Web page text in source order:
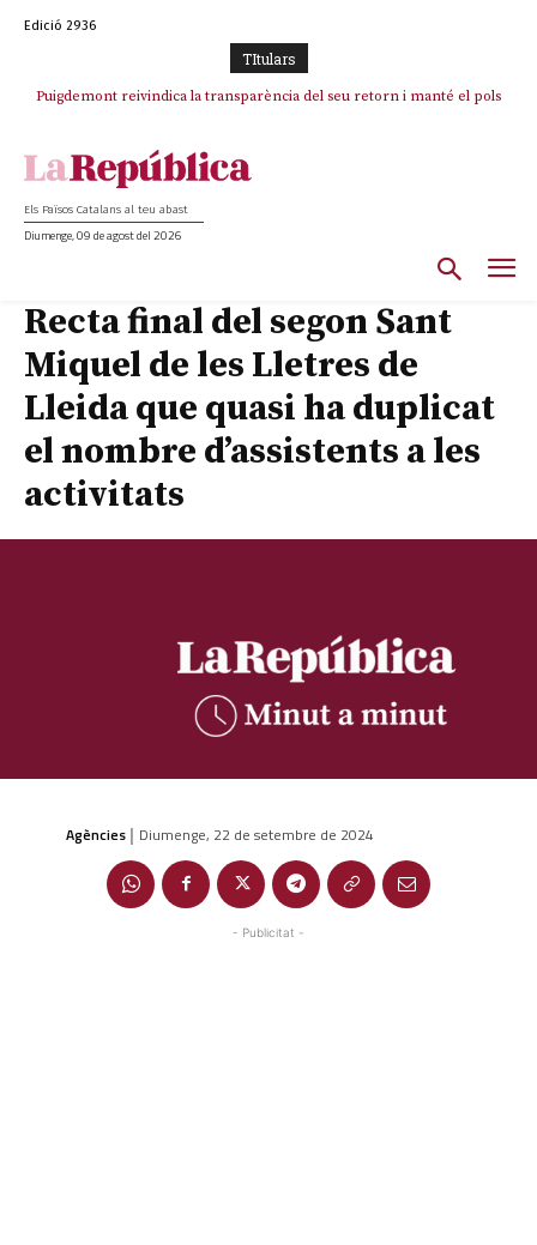
Edició 2936
TItulars
Puigdemont reivindica la transparència del seu retorn i manté el pols
Els Països Catalans al teu abast
Diumenge, 09 de agost del 2026
Recta final del segon Sant
Miquel de les Lletres de
Lleida que quasi ha duplicat
el nombre d’assistents a les
activitats
Agències | Diumenge, 22 de setembre de 2024
- Publicitat -